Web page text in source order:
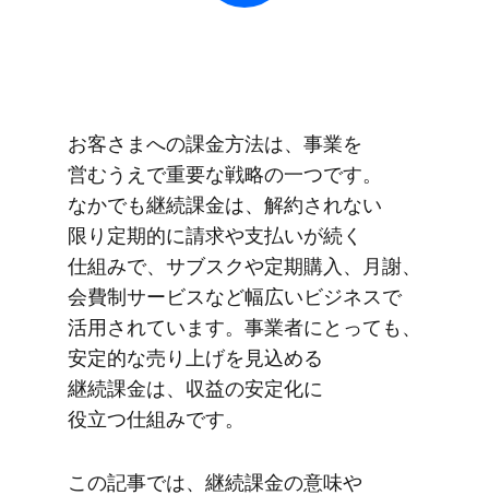
お客さまへの​課金方​法は、​事業を​
営むうえで​重要な​戦略の​一つです。​
なかでも​継続課金は、​解約されない​
限り定期的に​請求や​支払いが​続く​
仕組みで、​サブスクや​定期購入、​月謝、​
会費制サービスなど​幅​広い​ビジネスで​
活用されています。​事業者に​とっても、​
安定的な​売り上げを​見込める​
継続課金は、​収益の​安定化に​
役立つ仕組みです。
この​記事では、​継続課金の​意味や​